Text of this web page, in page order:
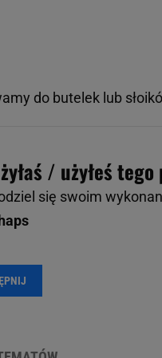
do butelek lub
/ użyłeś
się swoim